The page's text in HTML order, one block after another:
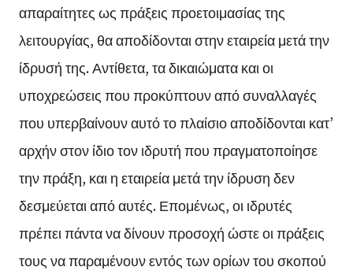
απαραίτητες ως πράξεις προετοιμασίας της
λειτουργίας, θα αποδίδονται στην εταιρεία μετά την
ίδρυσή της. Αντίθετα, τα δικαιώματα και οι
υποχρεώσεις που προκύπτουν από συναλλαγές
που υπερβαίνουν αυτό το πλαίσιο αποδίδονται κατ’
αρχήν στον ίδιο τον ιδρυτή που πραγματοποίησε
την πράξη, και η εταιρεία μετά την ίδρυση δεν
δεσμεύεται από αυτές. Επομένως, οι ιδρυτές
πρέπει πάντα να δίνουν προσοχή ώστε οι πράξεις
τους να παραμένουν εντός των ορίων του σκοπού